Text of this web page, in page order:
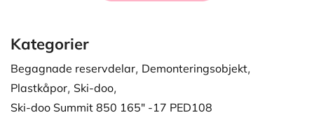
Kategorier
Begagnade reservdelar, Demonteringsobjekt,
Plastkåpor, Ski-doo,
Ski-doo Summit 850 165" -17 PED108